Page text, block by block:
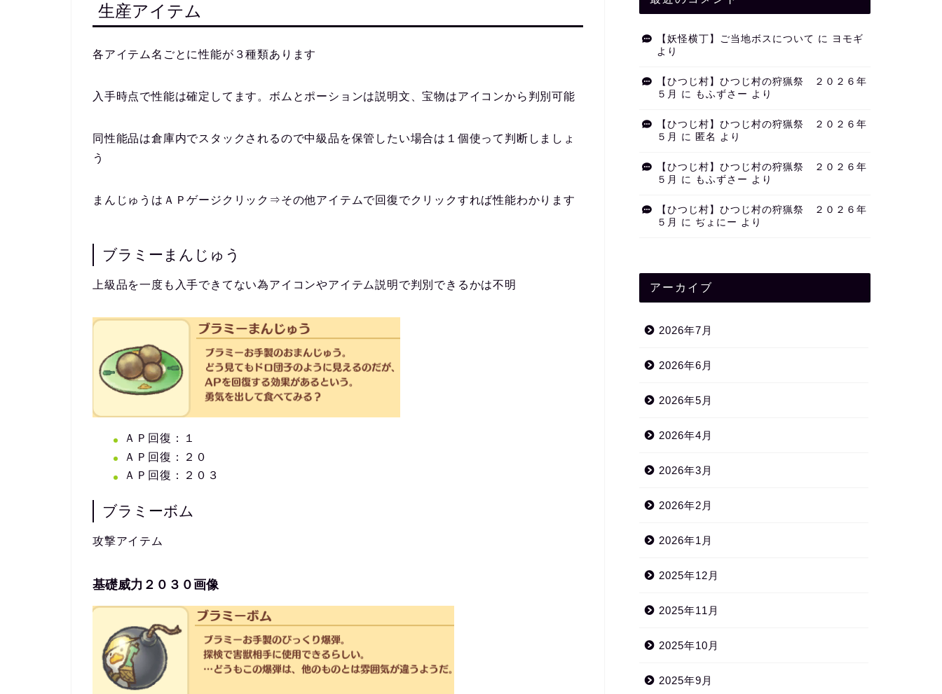
生産アイテム
各アイテム名ごとに性能が３種類あります
入手時点で性能は確定してます。ボムとポーションは説明文、宝物はアイコンから判別可能
同性能品は倉庫内でスタックされるので中級品を保管したい場合は１個使って判断しましょ
う
まんじゅうはＡＰゲージクリック⇒その他アイテムで回復でクリックすれば性能わかります
ブラミーまんじゅう
上級品を一度も入手できてない為アイコンやアイテム説明で判別できるかは不明
ＡＰ回復：１
ＡＰ回復：２０
ＡＰ回復：２０３
ブラミーボム
攻撃アイテム
基礎威力２０３０画像
【妖怪横丁】ご当地ボスについて に ヨモギ
より
【ひつじ村】ひつじ村の狩猟祭 ２０２６年
５月
に もふずさー より
【ひつじ村】ひつじ村の狩猟祭 ２０２６年
５月
に 匿名 より
【ひつじ村】ひつじ村の狩猟祭 ２０２６年
５月
に もふずさー より
【ひつじ村】ひつじ村の狩猟祭 ２０２６年
５月
に ぢょにー より
アーカイブ
2026年7月
2026年6月
2026年5月
2026年4月
2026年3月
2026年2月
2026年1月
2025年12月
2025年11月
2025年10月
2025年9月